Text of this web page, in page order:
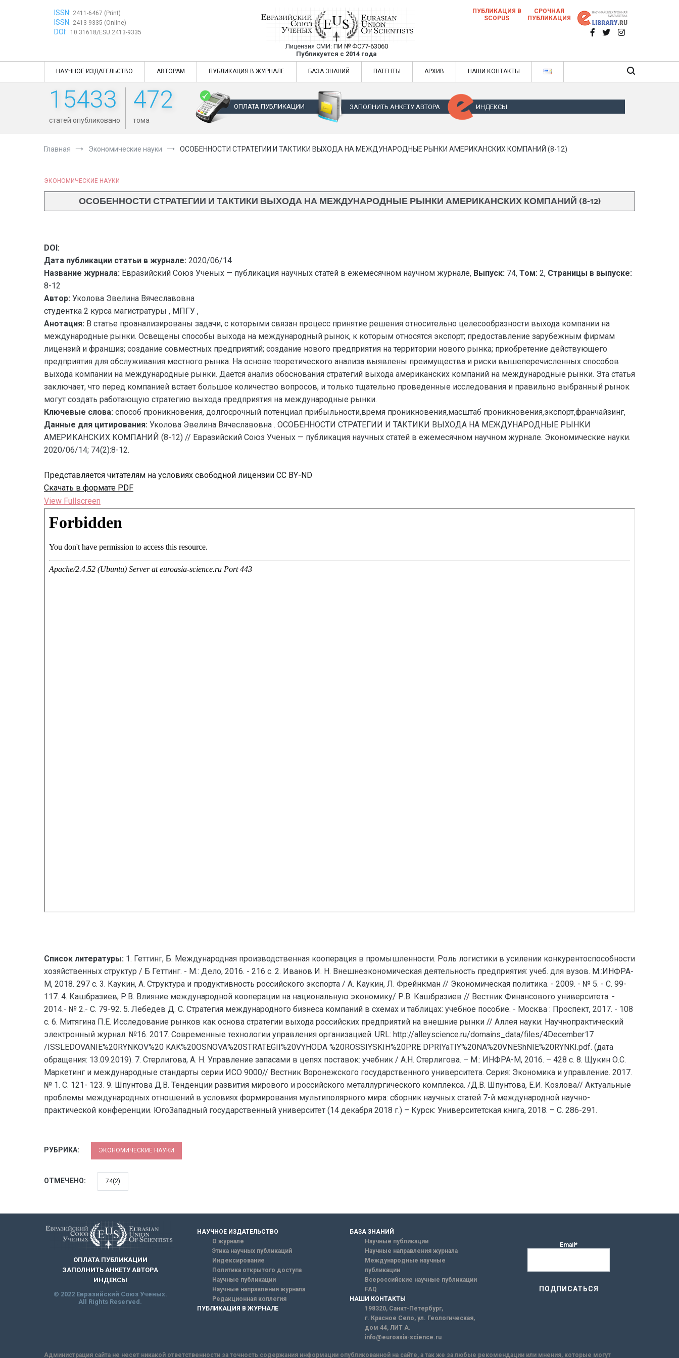
ISSN: 2411-6467 (Print)
ISSN: 2413-9335 (Online)
DOI: 10.31618/ESU.2413-9335
Евразийский Союз Ученых — публикация научных статей в ежемесячном научном
журнале
Лицензия СМИ: ПИ № ФС77-63060
Публикуется с 2014 года
Евразийский Союз Ученых — публикация научных статей в ежемесячном научном журнале
ПУБЛИКАЦИЯ В
SCOPUS
СРОЧНАЯ
ПУБЛИКАЦИЯ
НАУЧНОЕ ИЗДАТЕЛЬСТВО АВТОРАМ ПУБЛИКАЦИЯ В ЖУРНАЛЕ БАЗА ЗНАНИЙ ПАТЕНТЫ АРХИВ НАШИ КОНТАКТЫ
15433
статей опубликовано
472
тома
ОПЛАТА ПУБЛИКАЦИИ ЗАПОЛНИТЬ АНКЕТУ АВТОРА ИНДЕКСЫ
Главная Экономические науки ОСОБЕННОСТИ СТРАТЕГИИ И ТАКТИКИ ВЫХОДА НА МЕЖДУНАРОДНЫЕ РЫНКИ АМЕРИКАНСКИХ КОМПАНИЙ (8-12)
ЭКОНОМИЧЕСКИЕ НАУКИ
ОСОБЕННОСТИ СТРАТЕГИИ И ТАКТИКИ ВЫХОДА НА МЕЖДУНАРОДНЫЕ РЫНКИ АМЕРИКАНСКИХ КОМПАНИЙ (8-12)
DOI:
Дата публикации статьи в журнале: 2020/06/14
Название журнала: Евразийский Союз Ученых — публикация научных статей в ежемесячном научном журнале, Выпуск: 74, Том: 2, Страницы в выпуске:
8-12
Автор: Уколова Эвелина Вячеславовна
студентка 2 курса магистратуры , МПГУ ,
Анотация: В статье проанализированы задачи, с которыми связан процесс принятие решения относительно целесообразности выхода компании на
международные рынки. Освещены способы выхода на международный рынок, к которым относятся экспорт; предоставление зарубежным фирмам
лицензий и франшиз; создание совместных предприятий; создание нового предприятия на территории нового рынка; приобретение действующего
предприятия для обслуживания местного рынка. На основе теоретического анализа выявлены преимущества и риски вышеперечисленных способов
выхода компании на международные рынки. Дается анализ обоснования стратегий выхода американских компаний на международные рынки. Эта статья
заключает, что перед компанией встает большое количество вопросов, и только тщательно проведенные исследования и правильно выбранный рынок
могут создать работающую стратегию выхода предприятия на международные рынки.
Ключевые слова: способ проникновения, долгосрочный потенциал прибыльности,время проникновения,масштаб проникновения,экспорт,франчайзинг,
Данные для цитирования: Уколова Эвелина Вячеславовна . ОСОБЕННОСТИ СТРАТЕГИИ И ТАКТИКИ ВЫХОДА НА МЕЖДУНАРОДНЫЕ РЫНКИ
АМЕРИКАНСКИХ КОМПАНИЙ (8-12) // Евразийский Союз Ученых — публикация научных статей в ежемесячном научном журнале. Экономические науки.
2020/06/14; 74(2):8-12.
Представляется читателям на условиях свободной лицензии CC BY-ND
Скачать в формате PDF
View Fullscreen
Перейти
содержимому
Список литературы: 1. Геттинг, Б. Международная производственная кооперация в промышленности. Роль логистики в усилении конкурентоспособности
хозяйственных структур / Б Геттинг. - М.: Дело, 2016. - 216 с. 2. Иванов И. Н. Внешнеэкономическая деятельность предприятия: учеб. для вузов. М.:ИНФРА-
М, 2018. 297 с. 3. Каукин, А. Структура и продуктивность российского экспорта / А. Каукин, Л. Фрейнкман // Экономическая политика. - 2009. - № 5. - С. 99-
117. 4. Кашбразиев, Р.В. Влияние международной кооперации на национальную экономику/ Р.В. Кашбразиев // Вестник Финансового университета. -
2014.- № 2.- С. 79-92. 5. Лебедев Д. С. Стратегия международного бизнеса компаний в схемах и таблицах: учебное пособие. - Москва : Проспект, 2017. - 108
с. 6. Митягина П.Е. Исследование рынков как основа стратегии выхода российских предприятий на внешние рынки // Аллея науки: Научнопрактический
электронный журнал. №16. 2017. Современные технологии управления организацией. URL: http://alleyscience.ru/domains_data/files/4December17
/ISSLEDOVANIE%20RYNKOV%20 KAK%20OSNOVA%20STRATEGII%20VYHODA %20ROSSIYSKIH%20PRE DPRIYaTIY%20NA%20VNEShNIE%20RYNKI.pdf. (дата
обращения: 13.09.2019). 7. Стерлигова, А. Н. Управление запасами в цепях поставок: учебник / А.Н. Стерлигова. – М.: ИНФРА-М, 2016. – 428 с. 8. Щукин О.С.
Маркетинг и международные стандарты серии ИСО 9000// Вестник Воронежского государственного университета. Серия: Экономика и управление. 2017.
№ 1. С. 121- 123. 9. Шпунтова Д.В. Тенденции развития мирового и российского металлургического комплекса. /Д.В. Шпунтова, Е.И. Козлова// Актуальные
проблемы международных отношений в условиях формирования мультиполярного мира: сборник научных статей 7-й международной научно-
практической конференции. ЮгоЗападный государственный университет (14 декабря 2018 г.) – Курск: Университетская книга, 2018. – С. 286-291.
РУБРИКА: ЭКОНОМИЧЕСКИЕ НАУКИ
ОТМЕЧЕНО: 74(2)
ОПЛАТА ПУБЛИКАЦИИ
ЗАПОЛНИТЬ АНКЕТУ АВТОРА
ИНДЕКСЫ
© 2022 Евразийский Союз Ученых.
All Rights Reserved.
НАУЧНОЕ ИЗДАТЕЛЬСТВО
О журнале
Этика научных публикаций
Индексирование
Политика открытого доступа
Научные публикации
Научные направления журнала
Редакционная коллегия
ПУБЛИКАЦИЯ В ЖУРНАЛЕ
БАЗА ЗНАНИЙ
Научные публикации
Научные направления журнала
Международные научные
публикации
Всероссийские научные публикации
FAQ
НАШИ КОНТАКТЫ
198320, Санкт-Петербург,
г. Красное Село, ул. Геологическая,
дом 44, ЛИТ А.
info@euroasia-science.ru
Email*
Администрация сайта не несет никакой ответственности за точность содержания информации опубликованной на сайте, а так же за любые рекомендации или мнения, которые могут